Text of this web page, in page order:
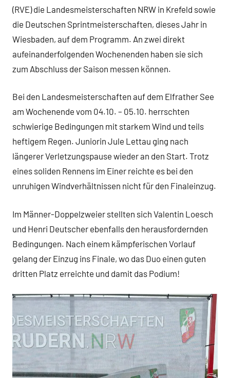
(RVE) die Landesmeisterschaften NRW in Krefeld sowie
die Deutschen Sprintmeisterschaften, dieses Jahr in
Wiesbaden, auf dem Programm. An zwei direkt
aufeinanderfolgenden Wochenenden haben sie sich
zum Abschluss der Saison messen können.
Bei den Landesmeisterschaften auf dem Elfrather See
am Wochenende vom 04.10. – 05.10. herrschten
schwierige Bedingungen mit starkem Wind und teils
heftigem Regen. Juniorin Jule Lettau ging nach
längerer Verletzungspause wieder an den Start. Trotz
eines soliden Rennens im Einer reichte es bei den
unruhigen Windverhältnissen nicht für den Finaleinzug.
Im Männer-Doppelzweier stellten sich Valentin Loesch
und Henri Deutscher ebenfalls den herausfordernden
Bedingungen. Nach einem kämpferischen Vorlauf
gelang der Einzug ins Finale, wo das Duo einen guten
dritten Platz erreichte und damit das Podium!